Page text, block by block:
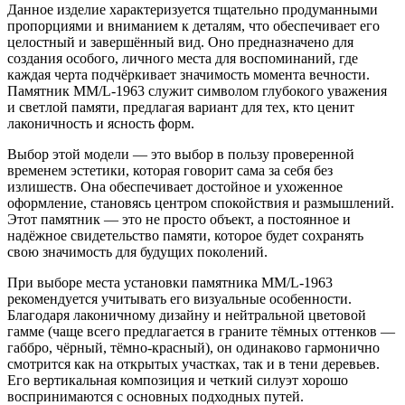
Данное изделие характеризуется тщательно продуманными
пропорциями и вниманием к деталям, что обеспечивает его
целостный и завершённый вид. Оно предназначено для
создания особого, личного места для воспоминаний, где
каждая черта подчёркивает значимость момента вечности.
Памятник ММ/L-1963 служит символом глубокого уважения
и светлой памяти, предлагая вариант для тех, кто ценит
лаконичность и ясность форм.
Выбор этой модели — это выбор в пользу проверенной
временем эстетики, которая говорит сама за себя без
излишеств. Она обеспечивает достойное и ухоженное
оформление, становясь центром спокойствия и размышлений.
Этот памятник — это не просто объект, а постоянное и
надёжное свидетельство памяти, которое будет сохранять
свою значимость для будущих поколений.
При выборе места установки памятника ММ/L-1963
рекомендуется учитывать его визуальные особенности.
Благодаря лаконичному дизайну и нейтральной цветовой
гамме (чаще всего предлагается в граните тёмных оттенков —
габбро, чёрный, тёмно-красный), он одинаково гармонично
смотрится как на открытых участках, так и в тени деревьев.
Его вертикальная композиция и четкий силуэт хорошо
воспринимаются с основных подходных путей.